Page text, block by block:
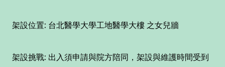
架設位置: 台北醫學大學工地醫學大樓 之女兒牆
架設挑戰: 出入須申請與院方陪同，架設與維護時間受到